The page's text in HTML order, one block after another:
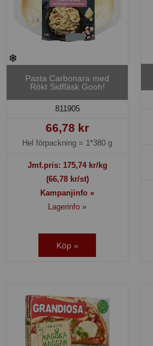
Pasta Carbonara med
Rökt Sidfläsk Gooh!
811905
66,78 kr
Hel förpackning = 1*380 g
Jmf.pris: 175,74kr/kg
(66,78 kr/st)
Kampanjinfo »
Lagerinfo »
Köp »